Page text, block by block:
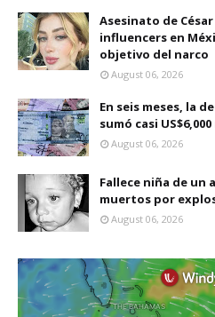
Asesinato de
influencers en
objetivo del narco
August 06, 2026
En seis meses, la
sumó casi
August 06, 2026
Fallece niña de un
muertos por
August 06, 2026